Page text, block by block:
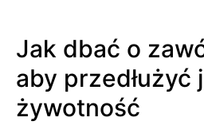
Jak dbać o
aby przedłużyć
żywotność